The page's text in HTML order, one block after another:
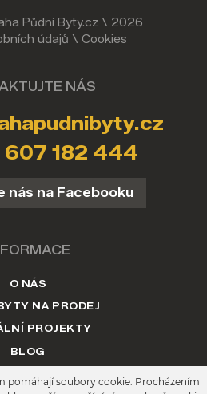
Půdní Byty.cz \ 2026
údajů \ Cookies
NÁS
182 444
nás na Facebooku
O NÁS
NA PRODEJ
PROJEKTY
BLOG
pomáhají soubory cookie. Procházením